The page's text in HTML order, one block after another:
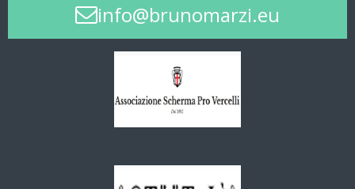
info@brunomarzi.eu